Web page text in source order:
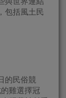
包括風土民
的民俗競
雞選擇冠